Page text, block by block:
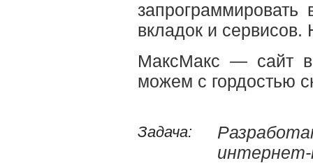
запрограммировать
вкладок и сервисов.
МаксМакс — сайт
можем с гордостью
Задача: